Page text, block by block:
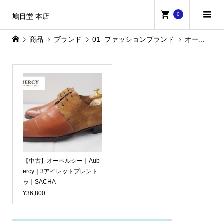
鳩目堂 本店 0
商品 ブランド 01_ファッションブランド オーベルシー
【中古】オーベルシー｜Aub
ercy｜3アイレットプレント
ゥ｜SACHA
¥36,800